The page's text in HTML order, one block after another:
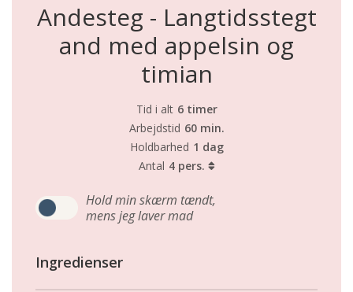
Andesteg - Langtidsstegt
and med appelsin og
timian
Tid i alt 6 timer
Arbejdstid 60 min.
Holdbarhed 1 dag
Antal 4 pers.
Hold min skærm tændt,
mens jeg laver mad
Ingredienser